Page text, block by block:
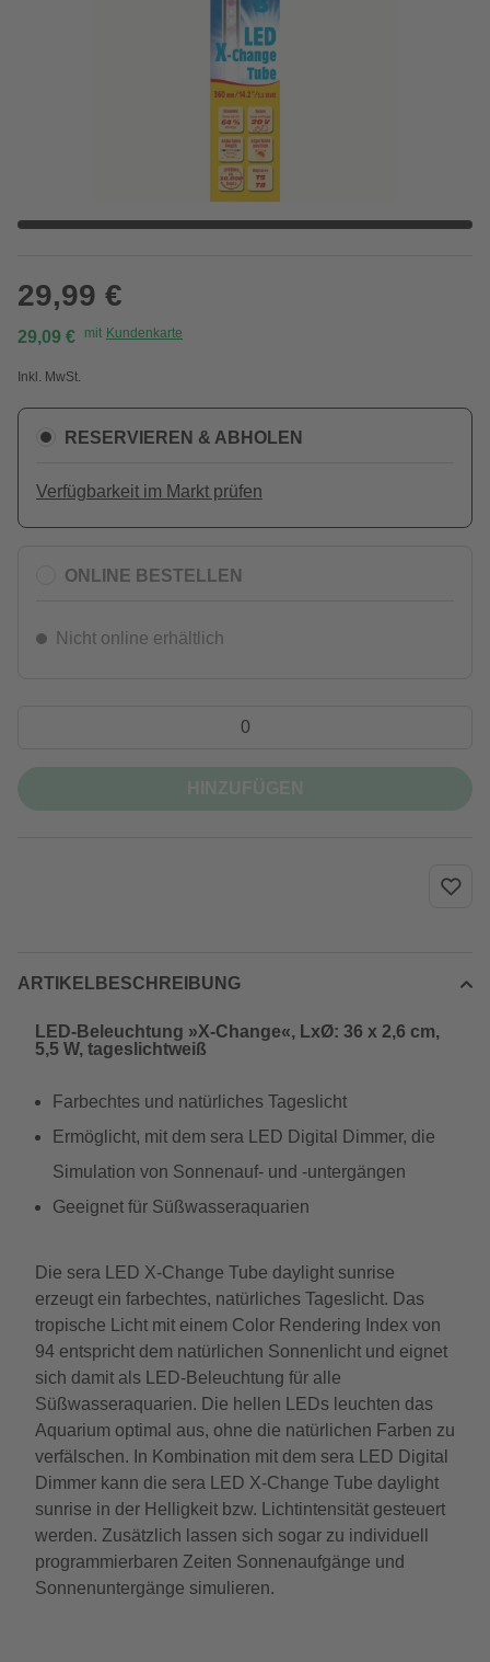
29,99 €
29,09 € mit Kundenkarte
Inkl. MwSt.
RESERVIEREN & ABHOLEN
Verfügbarkeit im Markt prüfen
ONLINE BESTELLEN
Nicht online erhältlich
ARTIKELBESCHREIBUNG
LED-Beleuchtung »X-Change«, LxØ: 36 x 2,6 cm,
5,5 W, tageslichtweiß
Farbechtes und natürliches Tageslicht
Ermöglicht, mit dem sera LED Digital Dimmer, die
Simulation von Sonnenauf- und -untergängen
Geeignet für Süßwasseraquarien
Die sera LED X-Change Tube daylight sunrise
erzeugt ein farbechtes, natürliches Tageslicht. Das
tropische Licht mit einem Color Rendering Index von
94 entspricht dem natürlichen Sonnenlicht und eignet
sich damit als LED-Beleuchtung für alle
Süßwasseraquarien. Die hellen LEDs leuchten das
Aquarium optimal aus, ohne die natürlichen Farben zu
verfälschen. In Kombination mit dem sera LED Digital
Dimmer kann die sera LED X-Change Tube daylight
sunrise in der Helligkeit bzw. Lichtintensität gesteuert
werden. Zusätzlich lassen sich sogar zu individuell
programmierbaren Zeiten Sonnenaufgänge und
Sonnenuntergänge simulieren.